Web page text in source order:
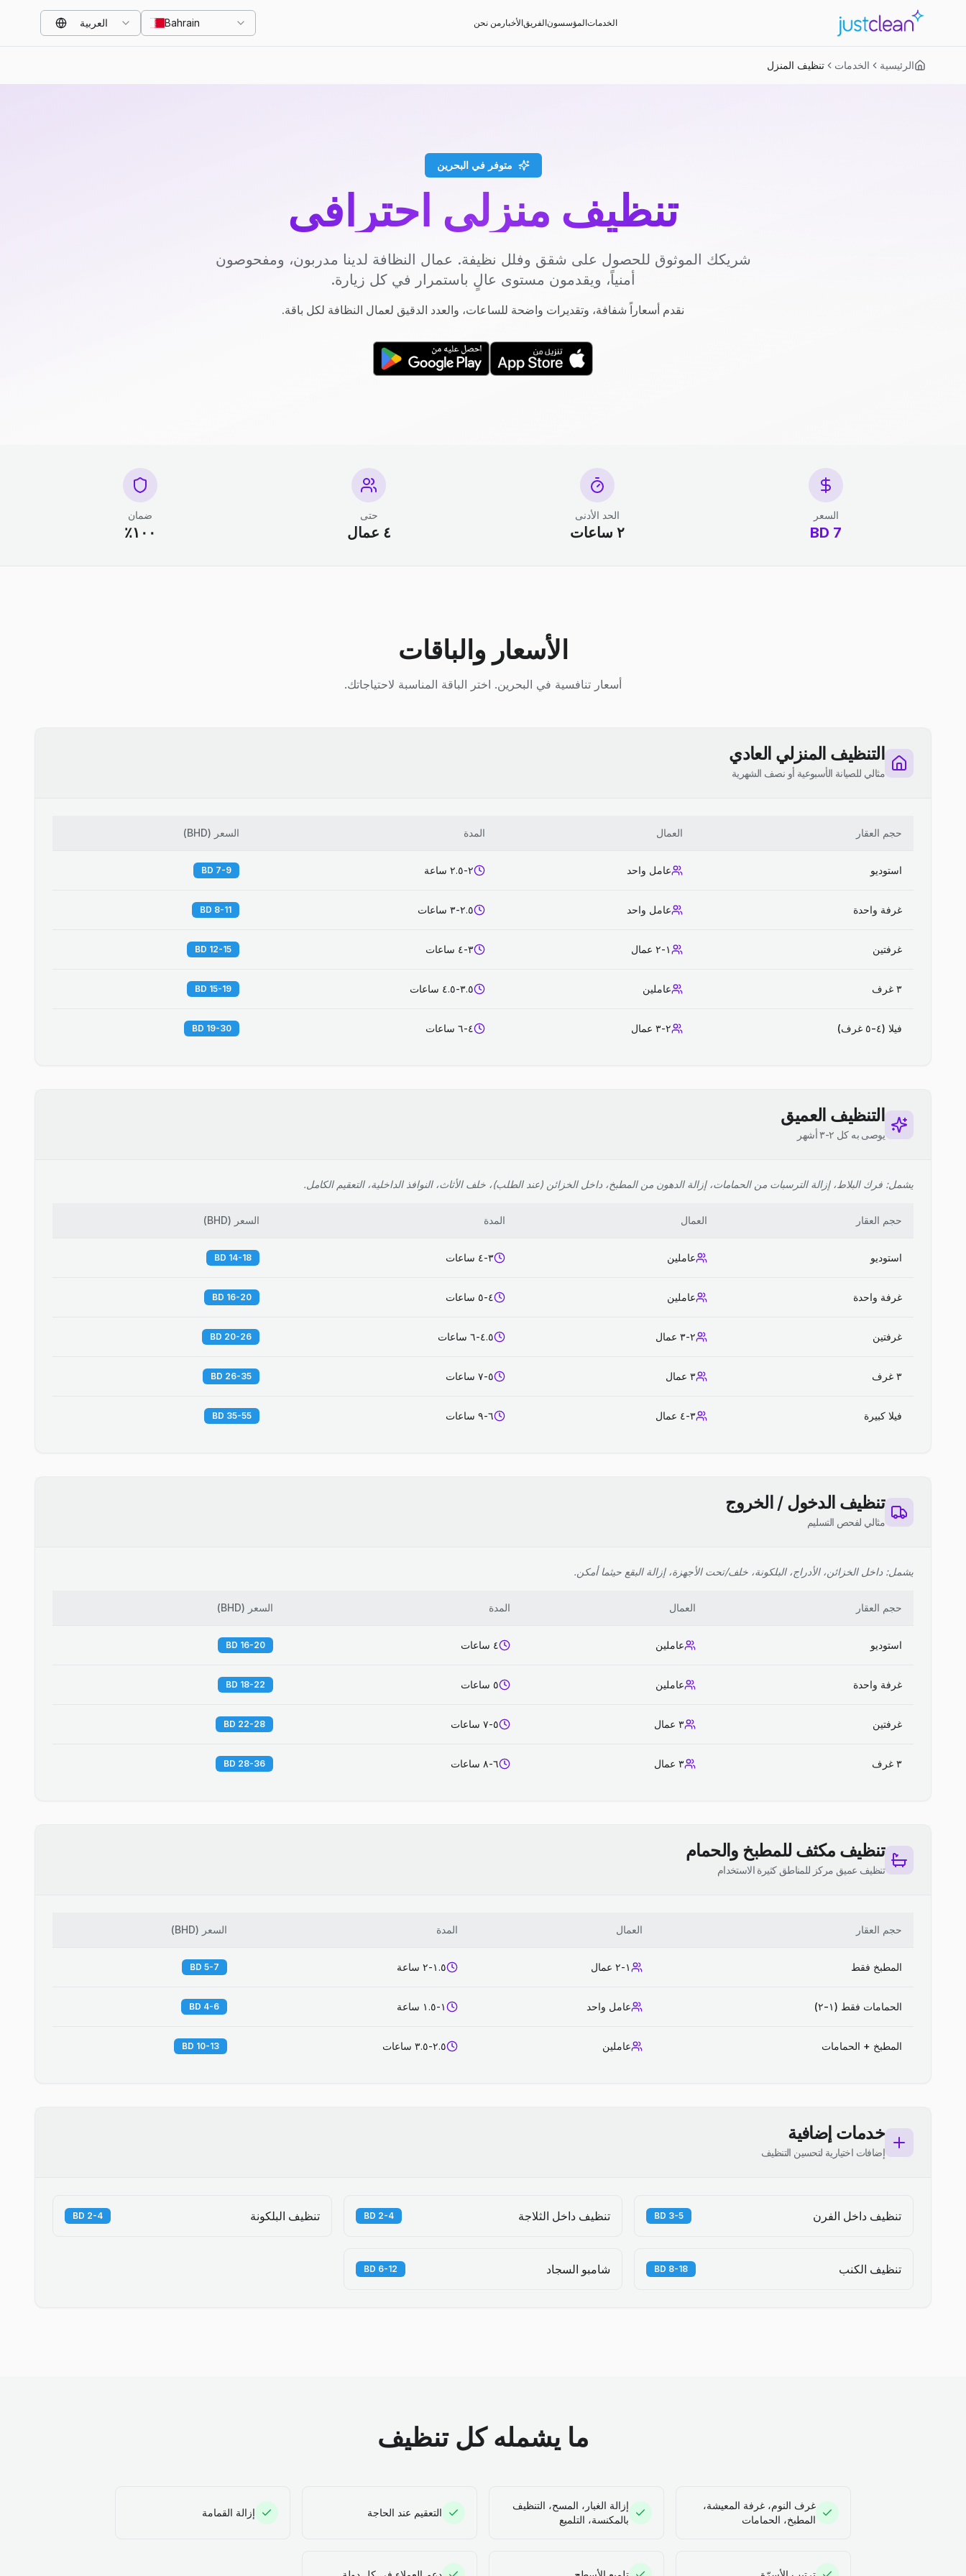
الخدماتالمؤسسونالفريقالأخبار من نحن Bahrain العربية
الرئيسية الخدمات تنظيف المنزل
متوفر في البحرين
تنظيف منزلي احترافي
شريكك الموثوق للحصول على شقق وفلل نظيفة. عمال النظافة لدينا مدربون، ومفحوصون
أمنياً، ويقدمون مستوى عالٍ باستمرار في كل زيارة.
نقدم أسعاراً شفافة، وتقديرات واضحة للساعات، والعدد الدقيق لعمال النظافة لكل باقة.
السعر
7 BD
الحد الأدنى
٢ ساعات
حتى
٤ عمال
ضمان
١٠٠٪
الأسعار والباقات
أسعار تنافسية في البحرين. اختر الباقة المناسبة لاحتياجاتك.
التنظيف المنزلي العادي
مثالي للصيانة الأسبوعية أو نصف الشهرية
حجم العقار العمال المدة السعر (
BHD
)
استوديو عامل واحد ٢-٢.٥ ساعة 7-9 BD
غرفة واحدة عامل واحد ٢.٥-٣ ساعات 8-11 BD
غرفتين ١-٢ عمال ٣-٤ ساعات 12-15 BD
٣ غرف عاملين ٣.٥-٤.٥ ساعات 15-19 BD
فيلا (٤-٥ غرف) ٢-٣ عمال ٤-٦ ساعات 19-30 BD
التنظيف العميق
يوصى به كل ٢-٣ أشهر
يشمل: فرك البلاط، إزالة الترسبات من الحمامات، إزالة الدهون من المطبخ، داخل الخزائن (عند الطلب)، خلف الأثاث، النوافذ الداخلية، التعقيم الكامل.
حجم العقار العمال المدة السعر (
BHD
)
استوديو عاملين ٣-٤ ساعات 14-18 BD
غرفة واحدة عاملين ٤-٥ ساعات 16-20 BD
غرفتين ٢-٣ عمال ٤.٥-٦ ساعات 20-26 BD
٣ غرف ٣ عمال ٥-٧ ساعات 26-35 BD
فيلا كبيرة ٣-٤ عمال ٦-٩ ساعات 35-55 BD
تنظيف الدخول / الخروج
مثالي لفحص التسليم
يشمل: داخل الخزائن، الأدراج، البلكونة، خلف/تحت الأجهزة، إزالة البقع حيثما أمكن.
حجم العقار العمال المدة السعر (
BHD
)
استوديو عاملين ٤ ساعات 16-20 BD
غرفة واحدة عاملين ٥ ساعات 18-22 BD
غرفتين ٣ عمال ٥-٧ ساعات 22-28 BD
٣ غرف ٣ عمال ٦-٨ ساعات 28-36 BD
تنظيف مكثف للمطبخ والحمام
تنظيف عميق مركز للمناطق كثيرة الاستخدام
حجم العقار العمال المدة السعر (
BHD
)
المطبخ فقط ١-٢ عمال ١.٥-٢ ساعة 5-7 BD
الحمامات فقط (١-٢) عامل واحد ١-١.٥ ساعة 4-6 BD
المطبخ + الحمامات عاملين ٢.٥-٣.٥ ساعات 10-13 BD
خدمات إضافية
إضافات اختيارية لتحسين التنظيف
تنظيف داخل الفرن 3-5 BD تنظيف داخل الثلاجة 2-4 BD تنظيف البلكونة 2-4 BD
تنظيف الكنب 8-18 BD شامبو السجاد 6-12 BD
ما يشمله كل تنظيف
غرف النوم، غرفة المعيشة،
المطبخ، الحمامات
إزالة الغبار، المسح، التنظيف
بالمكنسة، التلميع
التعقيم عند الحاجة إزالة القمامة